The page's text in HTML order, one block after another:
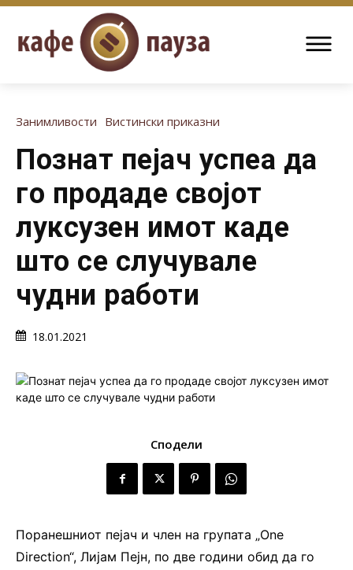
Занимливости Вистински приказни
Познат пејач успеа да
го продаде својот
луксузен имот каде
што се случувале
чудни работи
18.01.2021
Сподели
Поранешниот пејач и член на групата „One
Direction“, Лиjам Пејн, по две години обид да го